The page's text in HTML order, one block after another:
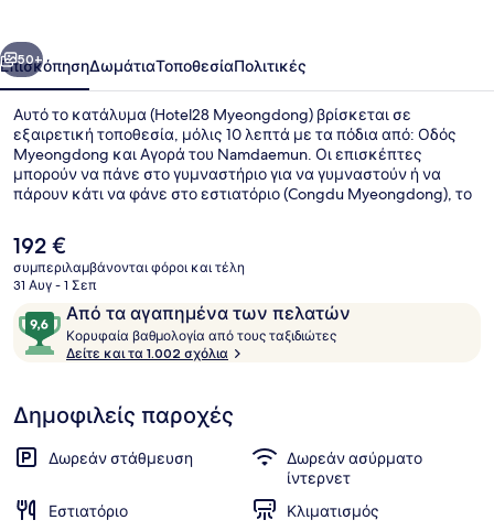
Επόμενο
50+
ΕπισκόπησηΔωμάτιαΤοποθεσίαΠολιτικές
Αυτό το κατάλυμα (Hotel28 Myeongdong) βρίσκεται σε
εξαιρετική τοποθεσία, μόλις 10 λεπτά με τα πόδια από: Οδός
Myeongdong και Αγορά του Namdaemun. Οι επισκέπτες
μπορούν να πάνε στο γυμναστήριο για να γυμναστούν ή να
πάρουν κάτι να φάνε στο εστιατόριο (Congdu Myeongdong), το
απόσταση 15 λεπτών με τα πόδια θα βρείτε: Καθεδρικός Ναός
Myeongdong και Δημαρχείο της Σεούλ. Σε άλλους ταξιδιώτες
αρέσει ότι βρίσκεται σε κοντινή απόσταση με τα πόδια από τα
μέσα μαζικής μεταφοράς: το σημείο επιβίβασης Σταθμός Euljiro
1-ga απέχει 3 λεπτά και το σημείο επιβίβασης Σταθμός Myeong-
dong απέχει 5 λεπτά.
Η
τρέχουσα
τιμή
192 €
192 €
συμπεριλαμβάνονται φόροι και τέλη
31 Αυγ - 1 Σεπ
ΣχόλιαΑπό τα αγαπημένα των πελατών
9,6
στα
10,
τα
αγαπημένα
των
Κορυφαία βαθμολογία από τους ταξιδιώτες
ί
α
β
Δείτε και τα 1.002 σχόλια
Δημοφιλείς παροχές
Δωρεάν στάθμευση
Δωρεάν ασύρματο
ίντερνετ
Εστιατόριο
Κλιματισμός